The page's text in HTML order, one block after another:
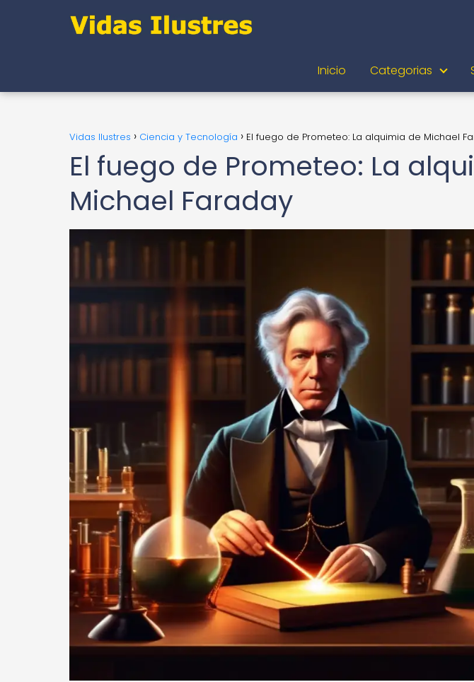
Inicio Categorias
Vidas Ilustres Ciencia y Tecnología El fuego de Prometeo: La alquimia de Michael
El fuego de Prometeo: La
Michael Faraday